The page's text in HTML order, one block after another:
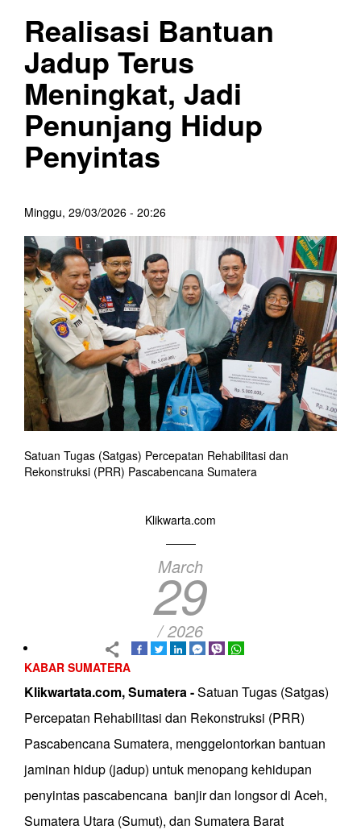
Realisasi Bantuan
Jadup Terus
Meningkat, Jadi
Penunjang Hidup
Penyintas
Minggu, 29/03/2026 - 20:26
Satuan Tugas (Satgas) Percepatan Rehabilitasi dan
Rekonstruksi (PRR) Pascabencana Sumatera
Klikwarta.com
March
29
/ 2026
KABAR SUMATERA
Klikwartata.com, Sumatera -Satuan Tugas (Satgas)
Percepatan Rehabilitasi dan Rekonstruksi (PRR)
Pascabencana Sumatera, menggelontorkan bantuan
jaminan hidup (jadup) untuk menopang kehidupan
penyintas pascabencana banjir dan longsor di Aceh,
Sumatera Utara (Sumut), dan Sumatera Barat